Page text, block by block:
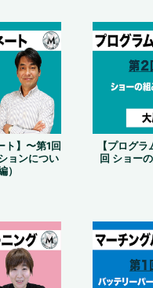
ト】〜第1回
ョンについ
）
【プログ
回 ショー